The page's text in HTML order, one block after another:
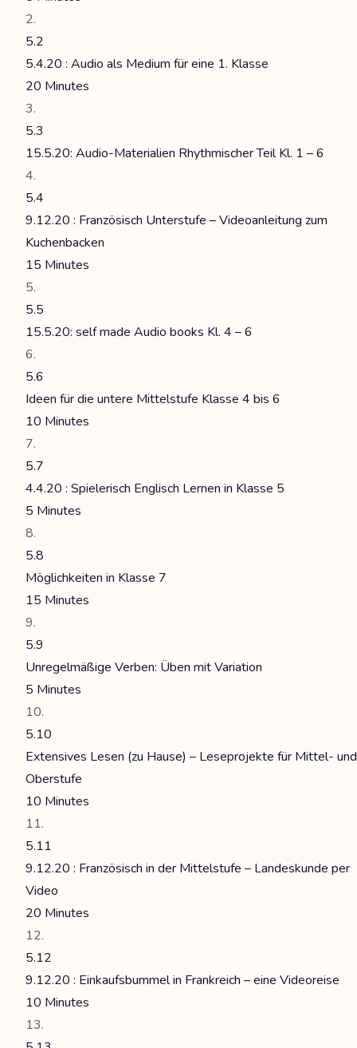
5.2
5.4.20 : Audio als Medium für eine 1. Klasse
20 Minutes
5.3
15.5.20: Audio-Materialien Rhythmischer Teil Kl. 1 – 6
5.4
9.12.20 : Französisch Unterstufe – Videoanleitung zum
Kuchenbacken
15 Minutes
5.5
15.5.20: self made Audio books Kl. 4 – 6
5.6
Ideen für die untere Mittelstufe Klasse 4 bis 6
10 Minutes
5.7
4.4.20 : Spielerisch Englisch Lernen in Klasse 5
5 Minutes
5.8
Möglichkeiten in Klasse 7
15 Minutes
5.9
Unregelmäßige Verben: Üben mit Variation
5 Minutes
5.10
Extensives Lesen (zu Hause) – Leseprojekte für Mittel- und
Oberstufe
10 Minutes
5.11
9.12.20 : Französisch in der Mittelstufe – Landeskunde per
Video
20 Minutes
5.12
9.12.20 : Einkaufsbummel in Frankreich – eine Videoreise
10 Minutes